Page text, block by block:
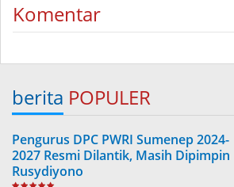
Komentar
berita POPULER
Pengurus DPC PWRI Sumenep 2024-
2027 Resmi Dilantik, Masih Dipimpin
Rusydiyono